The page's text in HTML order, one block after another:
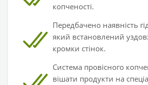
копченості.
Передбачено наявність
який встановлений
кромки стінок.
Система провісного
вішати продукти на